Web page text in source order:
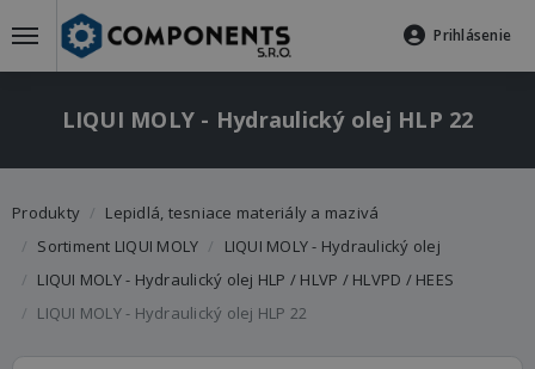
Prihlásenie
LIQUI MOLY - Hydraulický olej HLP 22
Produkty
Lepidlá, tesniace materiály a mazivá
Sortiment LIQUI MOLY
LIQUI MOLY - Hydraulický olej
LIQUI MOLY - Hydraulický olej HLP / HLVP / HLVPD / HEES
LIQUI MOLY - Hydraulický olej HLP 22